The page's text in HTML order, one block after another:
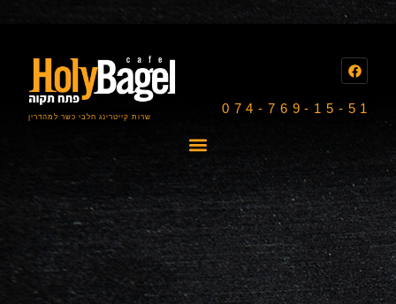
074-769-15-51
שרות קייטרינג חלבי כשר למהדרין